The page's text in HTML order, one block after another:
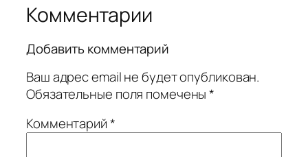
Комментарии
Добавить комментарий
Ваш адрес email не будет опубликован.
Обязательные поля помечены*
Комментарий*